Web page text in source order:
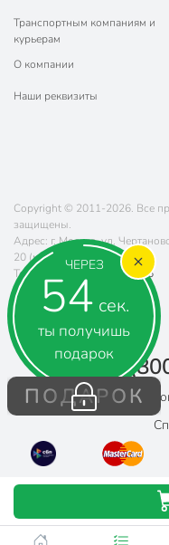
ЧЕРЕЗ
53 сек.
ты получишь
подарок
ПОДАРОК
Транспортным компаниям и
курьерам
О компании
Наши реквизиты
Copyright © 2011-2026. Все
защищены.
Адрес: г. Москва, ул.
20 (метро Южная)
Телефон:
8 (800) 770-77-06
Почта:sales@poryadok.ru
8